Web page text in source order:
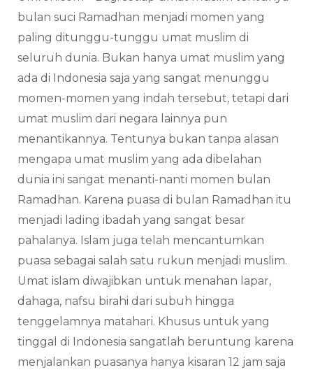
bulan suci Ramadhan menjadi momen yang
paling ditunggu-tunggu umat muslim di
seluruh dunia. Bukan hanya umat muslim yang
ada di Indonesia saja yang sangat menunggu
momen-momen yang indah tersebut, tetapi dari
umat muslim dari negara lainnya pun
menantikannya. Tentunya bukan tanpa alasan
mengapa umat muslim yang ada dibelahan
dunia ini sangat menanti-nanti momen bulan
Ramadhan. Karena puasa di bulan Ramadhan itu
menjadi lading ibadah yang sangat besar
pahalanya. Islam juga telah mencantumkan
puasa sebagai salah satu rukun menjadi muslim.
Umat islam diwajibkan untuk menahan lapar,
dahaga, nafsu birahi dari subuh hingga
tenggelamnya matahari. Khusus untuk yang
tinggal di Indonesia sangatlah beruntung karena
menjalankan puasanya hanya kisaran 12 jam saja